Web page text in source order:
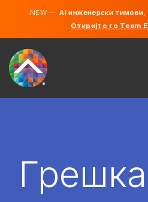
NEW —AI инженерски тимови,
Откријте го Team
АНГАЖИРАЈ